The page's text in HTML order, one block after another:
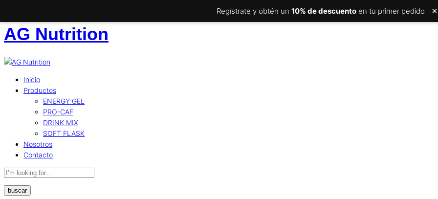
Regístrate y obtén un 10% de descuento en tu primer pedido ×
AG Nutrition
Inicio
Productos
ENERGY GEL
PRO-CAF
DRINK MIX
SOFT FLASK
Nosotros
Contacto
buscar